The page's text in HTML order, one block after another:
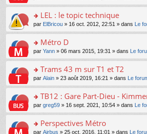
e
nt
u
s
ré
c
e
nt
n
le
pl
u
s
ré
c
e
nt
e
n
n
le
pl
u
s
ré
c
e
nt
s
a
g
e
n
n
le
pl
u
s
ré
c
e
nt
le
m
e
s
a
g
e
n
n
le
pl
u
s
ré
n
s
ult
er
le
m
e
s
a
g
e
n
n
le
pl
o
n
s
ult
er
le
m
e
s
a
g
e
n
LEL : le topic technique
par ElBricou » 16 oct. 2012, 22:51 » dans Le
o
n
s
ult
er
le
m
e
s
a
Métro D
par Yann » 06 mars 2015, 19:31 » dans Le
o
n
s
ult
er
le
m
e
Trams 43 m sur T1 et T2
par Alain » 23 août 2019, 16:21 » dans Le
o
n
s
ult
TB12 : Gare Part-Dieu -
par greg59 » 16 sept. 2021, 10:54 » dans Le
o
Perspectives Métro
par Airbus » 25 oct. 2016, 11:01 » dans Le